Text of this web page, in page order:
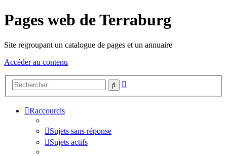
Pages web de Terraburg
Site regroupant un catalogue de pages et un annuaire
Accéder au contenu
Rechercher
Raccourcis
Sujets sans réponse
Sujets actifs